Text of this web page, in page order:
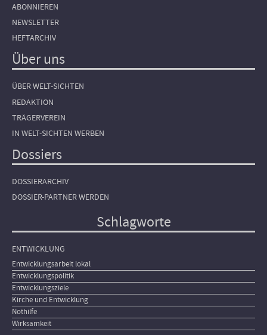
ABONNIEREN
NEWSLETTER
HEFTARCHIV
Über uns
ÜBER WELT-SICHTEN
REDAKTION
TRÄGERVEREIN
IN WELT-SICHTEN WERBEN
Dossiers
DOSSIERARCHIV
DOSSIER-PARTNER WERDEN
Schlagworte
ENTWICKLUNG
Entwicklungsarbeit lokal
Entwicklungspolitik
Entwicklungsziele
Kirche und Entwicklung
Nothilfe
Wirksamkeit